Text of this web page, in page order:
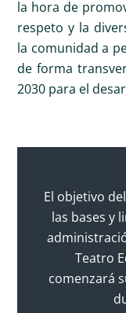
la hora de
respeto y la
la comunidad a
de forma
2030 para el
El objetivo
las bases y
Teatro
comenzará